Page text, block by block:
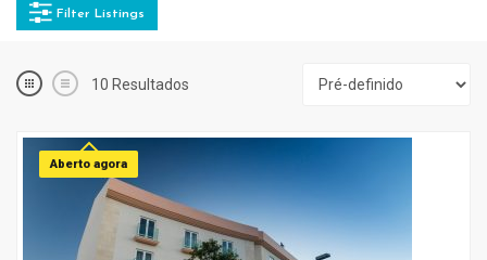
Filter Listings
10 Resultados
Aberto agora